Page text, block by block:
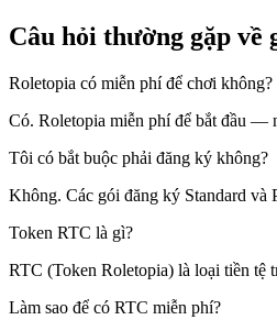
Câu hỏi thường gặp về
Roletopia có miễn phí để chơi không?
Có. Roletopia miễn phí để bắt đầu —
Tôi có bắt buộc phải đăng ký không?
Không. Các gói đăng ký Standard và
Token RTC là gì?
RTC (Token Roletopia) là loại tiền tệ
Làm sao để có RTC miễn phí?